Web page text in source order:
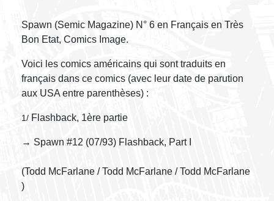
Spawn (Semic Magazine) N° 6 en Français en Très
Bon Etat, Comics Image.
Voici les comics américains qui sont traduits en
français dans ce comics (avec leur date de parution
aux USA entre parenthèses) :
1/ Flashback, 1ère partie
→ Spawn #12 (07/93) Flashback, Part I
(Todd McFarlane / Todd McFarlane / Todd McFarlane
)